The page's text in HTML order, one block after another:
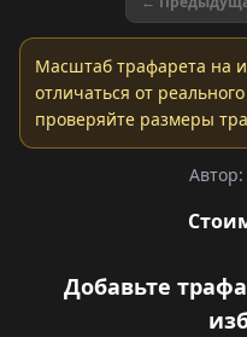
Масштаб трафарета на
отличаться от
проверяйте размеры
Автор:
Добавьте